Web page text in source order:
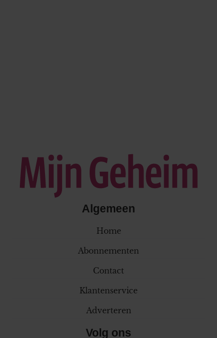
Algemeen
Home
Abonnementen
Contact
Klantenservice
Adverteren
Volg ons